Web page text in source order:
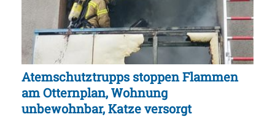
Atemschutztrupps stoppen Flammen
am Otternplan, Wohnung
unbewohnbar, Katze versorgt